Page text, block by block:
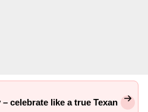
celebrate like a true Texan